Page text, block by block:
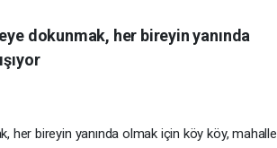
dokunmak, her bireyin yanında
her bireyin yanında olmak için köy köy, mahalle